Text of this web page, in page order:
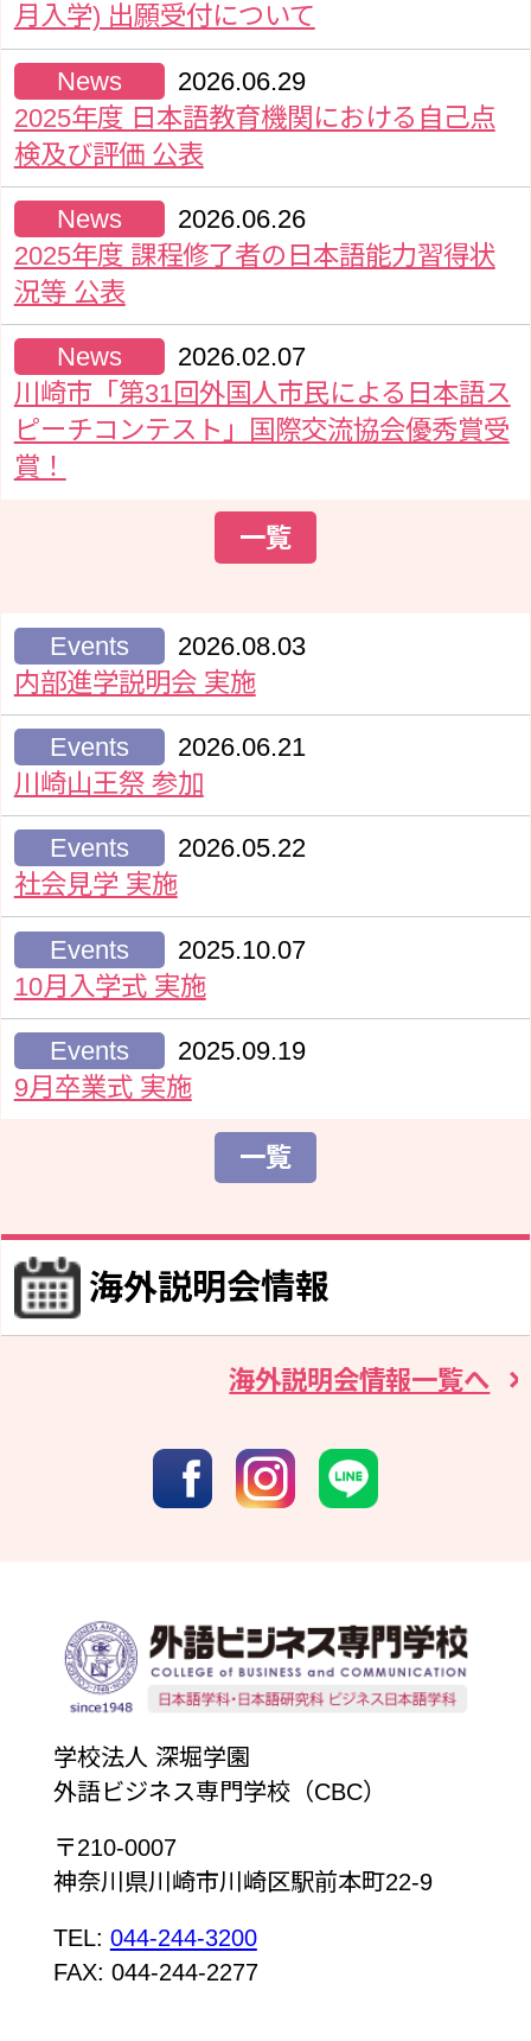
月入学) 出願受付について
News
2026.06.29
2025年度 日本語教育機関における自己点
検及び評価 公表
News
2026.06.26
2025年度 課程修了者の日本語能力習得状
況等 公表
News
2026.02.07
川崎市「第31回外国人市民による日本語ス
ピーチコンテスト」国際交流協会優秀賞受
賞！
一覧
Events
2026.08.03
内部進学説明会 実施
Events
2026.06.21
川崎山王祭 参加
Events
2026.05.22
社会見学 実施
Events
2025.10.07
10月入学式 実施
Events
2025.09.19
9月卒業式 実施
一覧
海外説明会情報
海外説明会情報一覧へ
学校法人 深堀学園
外語ビジネス専門学校（CBC）
〒210-0007
神奈川県川崎市川崎区駅前本町22-9
TEL: 044-244-3200
FAX: 044-244-2277